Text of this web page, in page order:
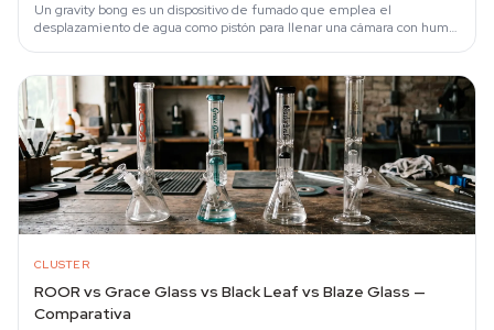
Un gravity bong es un dispositivo de fumado que emplea el
desplazamiento de agua como pistón para llenar una cámara con humo
CLUSTER
ROOR vs Grace Glass vs Black Leaf vs Blaze Glass —
Comparativa